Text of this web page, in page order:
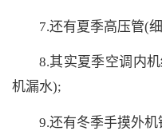
7.还有夏季高压管(
8.其实夏季空调内
机漏水);
9.还有冬季手摸外